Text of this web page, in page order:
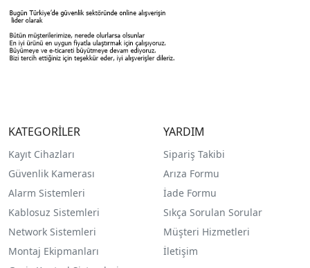
KATEGORİLER
Kayıt Cihazları
Güvenlik Kamerası
Alarm Sistemleri
Kablosuz Sistemleri
Network Sistemleri
Montaj Ekipmanları
YARDIM
Sipariş Takibi
Arıza Formu
İade Formu
Sıkça Sorulan Sorular
Müşteri Hizmetleri
İletişim